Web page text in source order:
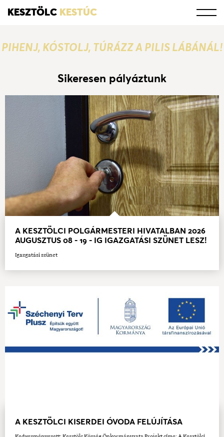
KESZTÖLC KESTÚC
PIHENJ, KÓSTOLJ, TÚRÁZZ A PILIS LÁBÁNÁL!
Sikeresen pályáztunk
A KESZTÖLCI POLGÁRMESTERI HIVATALBAN 2026
AUGUSZTUS 08 - 19 - IG IGAZGATÁSI SZÜNET LESZ!
Igazgatási szünet
A KESZTÖLCI KISERDEI ÓVODA FELÚJÍTÁSA